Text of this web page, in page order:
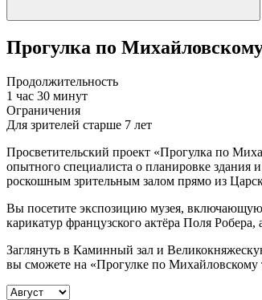
Прогулка по
Продолжительность
1 час 30 минут
Ограничения
Для зрителей старше 7 лет
Просветительский проект «Прогулка по
опытного специалиста о планировке здания
роскошным зрительным залом прямо из
Вы посетите экспозицию музея,
карикатур французского актёра Поля
Заглянуть в Каминный зал и
вы сможете на «Прогулке по Михайловскому